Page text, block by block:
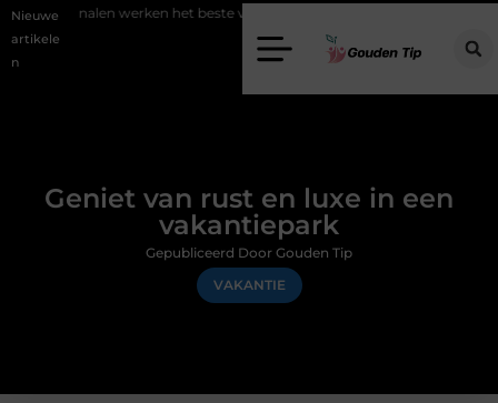
Nieuwe
artikele
n
het beste voor vastgoedmarketing?
Geniet van rust en luxe in een
vakantiepark
VAKANTIE
Gepubliceerd Door Gouden Tip